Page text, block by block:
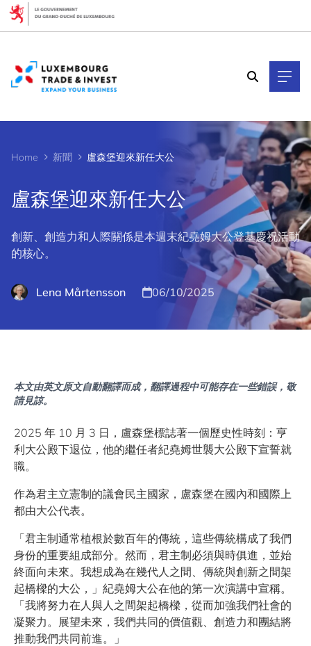
Home 新聞 盧森堡迎來新任大公
盧森堡迎來新任大公
創新、創造力和人際關係是本週末紀堯姆大公登基慶祝活動
的核心。
Lena Mårtensson 06/10/2025
本文由英文原文自動翻譯而成，翻譯過程中可能存在一些錯誤，敬
請見諒。
2025 年 10 月 3 日，盧森堡標誌著一個歷史性時刻：亨
利大公殿下退位，他的繼任者紀堯姆世襲大公殿下宣誓就
職。
作為君主立憲制的議會民主國家，盧森堡在國內和國際上
都由大公代表。
「君主制通常植根於數百年的傳統，這些傳統構成了我們
身份的重要組成部分。然而，君主制必須與時俱進，並始
終面向未來。我想成為在幾代人之間、傳統與創新之間架
起橋樑的大公，」紀堯姆大公在他的第一次演講中宣稱。
「我將努力在人與人之間架起橋樑，從而加強我們社會的
凝聚力。展望未來，我們共同的價值觀、創造力和團結將
推動我們共同前進。」
Cookies management panel